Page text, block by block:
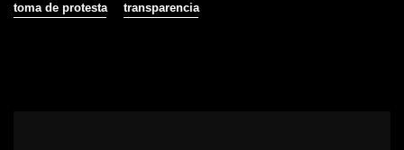
toma de protesta transparencia